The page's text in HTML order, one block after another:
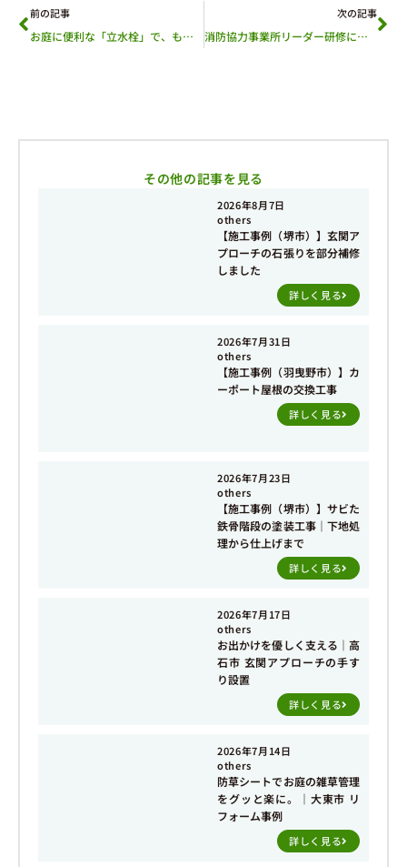
前の記事
お庭に便利な「立水栓」で、もっと快適な外構に🌱
次の記事
消防協力事業所リーダー研修に参加しました！
その他の記事を見る
2026年8月7日
others
【施工事例（堺市）】玄関ア
プローチの石張りを部分補修
しました
詳しく見る
2026年7月31日
others
【施工事例（羽曳野市）】カ
ーポート屋根の交換工事
詳しく見る
2026年7月23日
others
【施工事例（堺市）】サビた
鉄骨階段の塗装工事｜下地処
理から仕上げまで
詳しく見る
2026年7月17日
others
お出かけを優しく支える｜高
石市 玄関アプローチの手す
り設置
詳しく見る
2026年7月14日
others
防草シートでお庭の雑草管理
をグッと楽に。｜大東市 リ
フォーム事例
詳しく見る